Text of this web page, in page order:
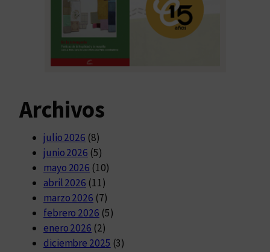
Archivos
julio 2026 (8)
junio 2026 (5)
mayo 2026 (10)
abril 2026 (11)
marzo 2026 (7)
febrero 2026 (5)
enero 2026 (2)
diciembre 2025 (3)